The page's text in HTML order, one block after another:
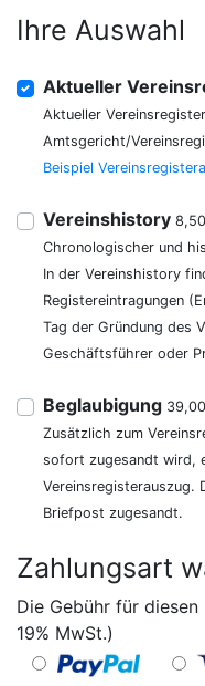
Ihre Auswahl
Aktueller
Aktueller
Amtsgericht/
Beispiel
Vereinshistory
Chronologischer und
In der Vereinshistory
Registereintragungen
Tag der Gründung des
Geschäftsführer oder
Beglaubigung
Zusätzlich zum
sofort zugesandt wird,
Vereinsregisterauszug.
Briefpost zugesandt.
Zahlungsart
Die Gebühr für
19% MwSt.)